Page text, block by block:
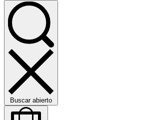
Buscar abierto